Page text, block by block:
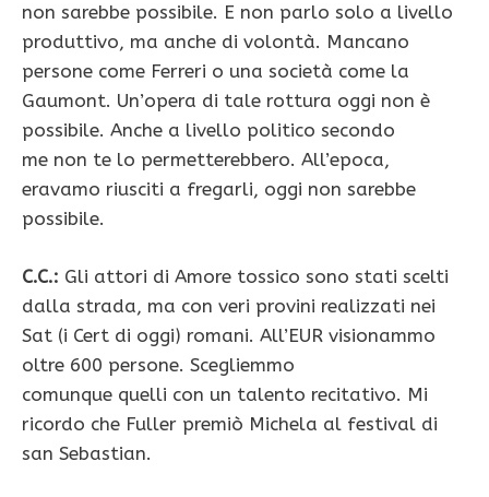
non sarebbe possibile. E non parlo solo a livello
produttivo, ma anche di volontà. Mancano
persone come Ferreri o una società come la
Gaumont. Un’opera di tale rottura oggi non è
possibile. Anche a livello politico secondo
me non te lo permetterebbero. All’epoca,
eravamo riusciti a fregarli, oggi non sarebbe
possibile.
C.C.: Gli attori di Amore tossico sono stati scelti
dalla strada, ma con veri provini realizzati nei
Sat (i Cert di oggi) romani. All’EUR visionammo
oltre 600 persone. Scegliemmo
comunque quelli con un talento recitativo. Mi
ricordo che Fuller premiò Michela al festival di
san Sebastian.